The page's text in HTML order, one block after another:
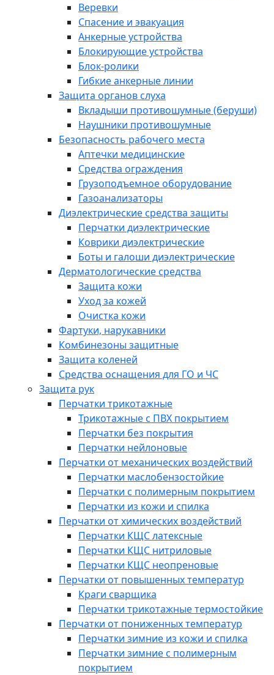
Веревки
Спасение и эвакуация
Анкерные устройства
Блокирующие устройства
Блок-ролики
Гибкие анкерные линии
Защита органов слуха
Вкладыши противошумные (беруши)
Наушники противошумные
Безопасность рабочего места
Аптечки медицинские
Средства ограждения
Грузоподъемное оборудование
Газоанализаторы
Диэлектрические средства защиты
Перчатки диэлектрические
Коврики диэлектрические
Боты и галоши диэлектрические
Дерматологические средства
Защита кожи
Уход за кожей
Очистка кожи
Фартуки, нарукавники
Комбинезоны защитные
Защита коленей
Средства оснащения для ГО и ЧС
Защита рук
Перчатки трикотажные
Трикотажные с ПВХ покрытием
Перчатки без покрытия
Перчатки нейлоновые
Перчатки от механических воздействий
Перчатки маслобензостойкие
Перчатки с полимерным покрытием
Перчатки из кожи и спилка
Перчатки от химических воздействий
Перчатки КЩС латексные
Перчатки КЩС нитриловые
Перчатки КЩС неопреновые
Перчатки от повышенных температур
Краги сварщика
Перчатки трикотажные термостойкие
Перчатки от пониженных температур
Перчатки зимние из кожи и спилка
Перчатки зимние с полимерным
покрытием